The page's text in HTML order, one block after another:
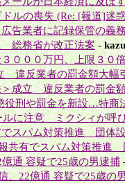
ルの喪失 (Re: [報道]迷
告業者に記録保管の義
総務省が改正法案-kazu
０００万円、上限３０
違反業者の罰金額大幅
＞成立 違反業者の罰金
役刑や罰金を新設…特商
ルに注意 ミクシィが呼
スパム対策推進 団体
共有でスパム対策推進
通 容疑で25歳の男逮捕
、22億通 容疑で25歳の